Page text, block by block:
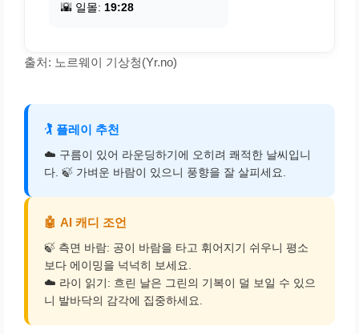
🌇 일몰: 19:28
출처: 노르웨이 기상청(Yr.no)
🏌️ 플레이 추천
☁️ 구름이 있어 라운딩하기에 오히려 쾌적한 날씨입니
다. 🍃 가벼운 바람이 있으니 풍향을 잘 살피세요.
🤖 AI 캐디 조언
🍃 측면 바람: 공이 바람을 타고 휘어지기 쉬우니 평소
보다 에이밍을 넉넉히 보세요.
☁️ 라이 읽기: 흐린 날은 그린의 기복이 덜 보일 수 있으
니 발바닥의 감각에 집중하세요.